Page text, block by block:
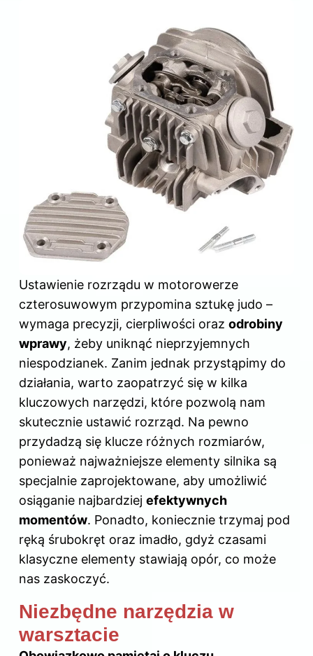
Ustawienie rozrządu w motorowerze
czterosuwowym przypomina sztukę judo –
wymaga precyzji, cierpliwości oraz odrobiny
wprawy, żeby uniknąć nieprzyjemnych
niespodzianek. Zanim jednak przystąpimy do
działania, warto zaopatrzyć się w kilka
kluczowych narzędzi, które pozwolą nam
skutecznie ustawić rozrząd. Na pewno
przydadzą się klucze różnych rozmiarów,
ponieważ najważniejsze elementy silnika są
specjalnie zaprojektowane, aby umożliwić
osiąganie najbardziej efektywnych
momentów. Ponadto, koniecznie trzymaj pod
ręką śrubokręt oraz imadło, gdyż czasami
klasyczne elementy stawiają opór, co może
nas zaskoczyć.
Niezbędne narzędzia w
warsztacie